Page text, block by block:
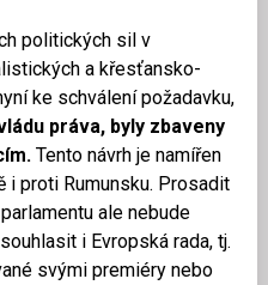
politických sil v
a křesťansko-
ke schválení požadavku,
práva, byly zbaveny
Tento návrh je namířen
i proti Rumunsku. Prosadit
ale nebude
i Evropská rada, tj.
svými premiéry nebo